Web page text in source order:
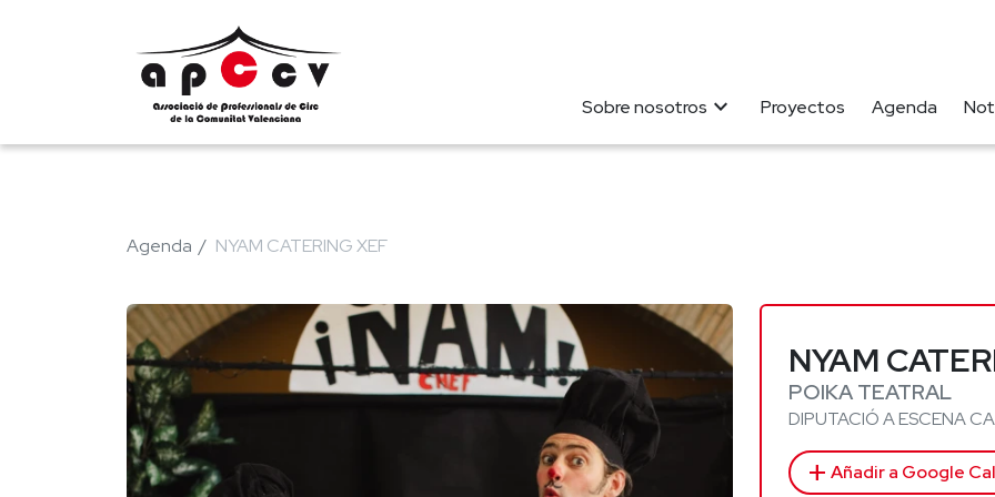
Sobre nosotros expand_more Proyectos Agenda
Agenda NYAM CATERING XEF
NYAM
POIKA TEATRAL
DIPUTACIÓ A ESCENA
add Añadir a Google